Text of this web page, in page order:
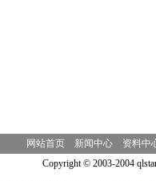
网站首页 新闻中心
资料中
Copyright © 2003-2004